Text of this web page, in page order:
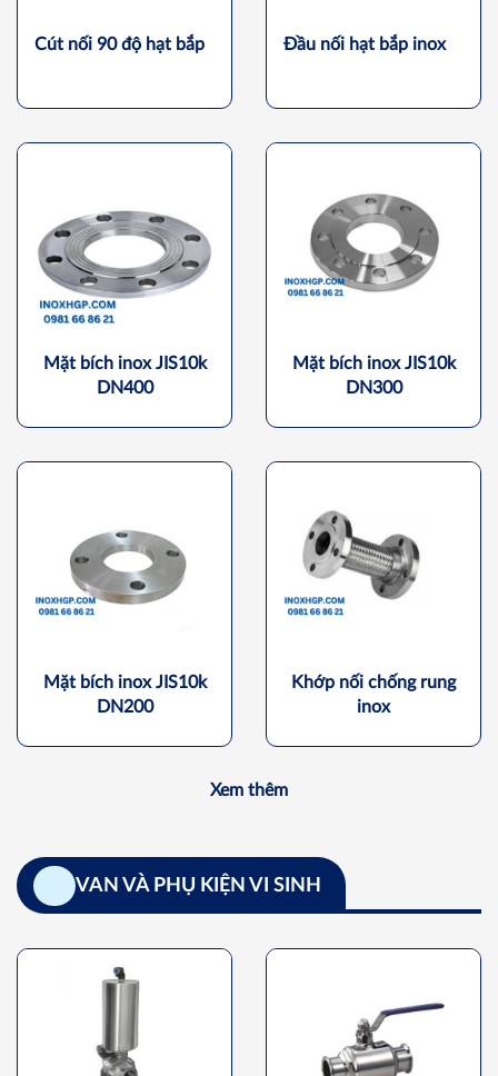
Cút nối 90 độ hạt bắp Đầu nối hạt bắp inox
Mặt bích inox JIS10k
DN400
Mặt bích inox JIS10k
DN300
Mặt bích inox JIS10k
DN200
Khớp nối chống rung
inox
Xem thêm
VAN VÀ PHỤ KIỆN VI SINH